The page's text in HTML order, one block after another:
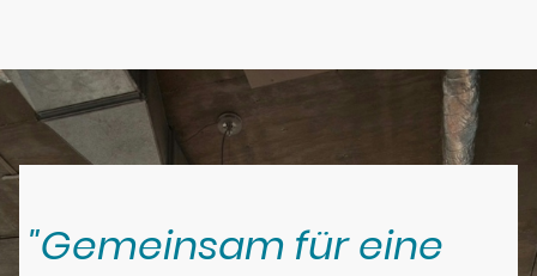
"Gemeinsam für eine